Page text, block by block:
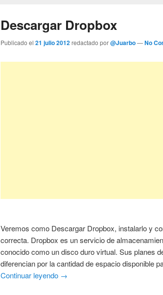
Descargar Dropbox
Publicado el21 julio 2012redactado por@Juarbo—No
Veremos como Descargar Dropbox, instalarlo y
correcta. Dropbox es un servicio de
conocido como un disco duro virtual. Sus planes
diferencian por la cantidad de espacio disponible
Continuar leyendo →